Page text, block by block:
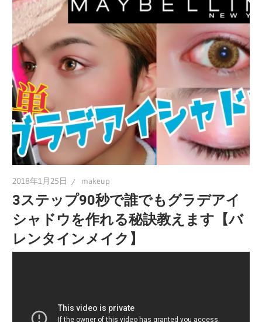
2018年1月25日 makeup
3ステップ90秒で誰でもグラデアイ
シャドウを作れる秘訣教えます【バ
レンタインメイク】